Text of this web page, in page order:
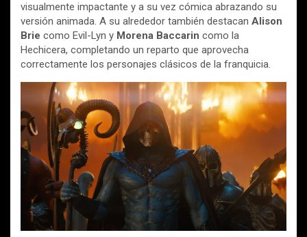
visualmente impactante y a su vez cómica abrazando su
versión animada. A su alrededor también destacan Alison
Brie como Evil-Lyn y Morena Baccarin como la
Hechicera, completando un reparto que aprovecha
correctamente los personajes clásicos de la franquicia.